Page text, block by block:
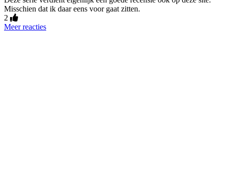
Misschien dat ik daar eens voor gaat zitten.
2
Meer reacties